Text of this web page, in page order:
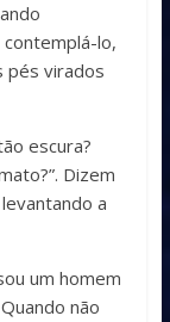
lo,
pés virados
escura?
Dizem
a
um homem
não